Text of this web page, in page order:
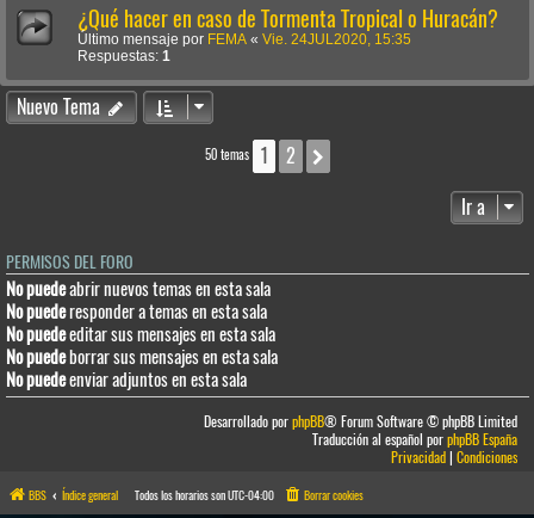
¿Qué hacer en caso de Tormenta Tropical o Huracán?
Último mensaje por FEMA « Vie. 24JUL2020, 15:35
Respuestas: 1
Nuevo Tema
50 temas 1 2
Ir a
PERMISOS DEL FORO
No puedeabrir nuevos temas en esta sala
No puederesponder a temas en esta sala
No puedeeditar sus mensajes en esta sala
No puedeborrar sus mensajes en esta sala
No puedeenviar adjuntos en esta sala
Desarrollado porphpBB® Forum Software © phpBB Limited
Traducción al español porphpBB España
Privacidad|Condiciones
BBS Índice general Todos los horarios sonUTC-04:00 Borrar cookies